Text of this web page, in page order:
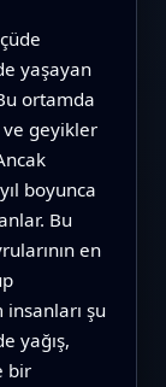
yaşayan
ortamda
ve geyikler
boyunca
Bu
en
şu
yağış,
bir